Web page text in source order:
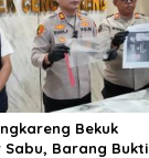
Bekuk
Sabu, Barang Bukti